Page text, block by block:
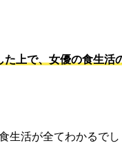
上で、女優の食生活
生活が全てわかるでし